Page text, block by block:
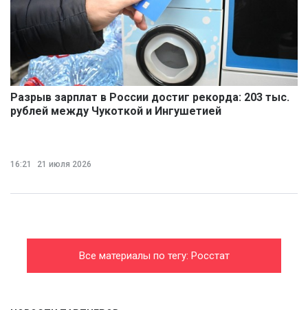
Разрыв зарплат в России достиг рекорда: 203 тыс.
рублей между Чукоткой и Ингушетией
16:21 21 июля 2026
Все материалы по тегу: Росстат